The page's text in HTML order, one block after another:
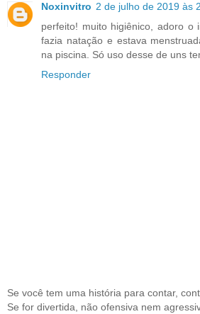
Noxinvitro 2 de julho de 2019 às
perfeito! muito higiênico, adoro o
fazia natação e estava
na piscina. Só uso desse de uns
Responder
Se você tem uma história para contar,
Se for divertida, não ofensiva nem